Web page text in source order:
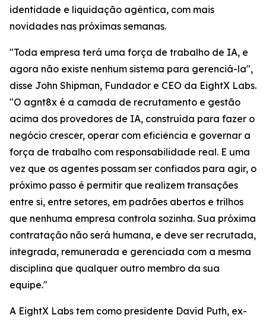
identidade e liquidação agêntica, com mais
novidades nas próximas semanas.
"Toda empresa terá uma força de trabalho de IA, e
agora não existe nenhum sistema para gerenciá-la",
disse John Shipman, Fundador e CEO da EightX Labs.
"O agnt8x é a camada de recrutamento e gestão
acima dos provedores de IA, construída para fazer o
negócio crescer, operar com eficiência e governar a
força de trabalho com responsabilidade real. E uma
vez que os agentes possam ser confiados para agir, o
próximo passo é permitir que realizem transações
entre si, entre setores, em padrões abertos e trilhos
que nenhuma empresa controla sozinha. Sua próxima
contratação não será humana, e deve ser recrutada,
integrada, remunerada e gerenciada com a mesma
disciplina que qualquer outro membro da sua
equipe."
A EightX Labs tem como presidente David Puth, ex-